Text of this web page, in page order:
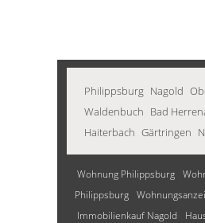
Philippsburg Nagold
Waldenbuch Bad
Haiterbach Gärtringen
Wohnung Philippsburg
Philippsburg
Immobilienkauf Nagold